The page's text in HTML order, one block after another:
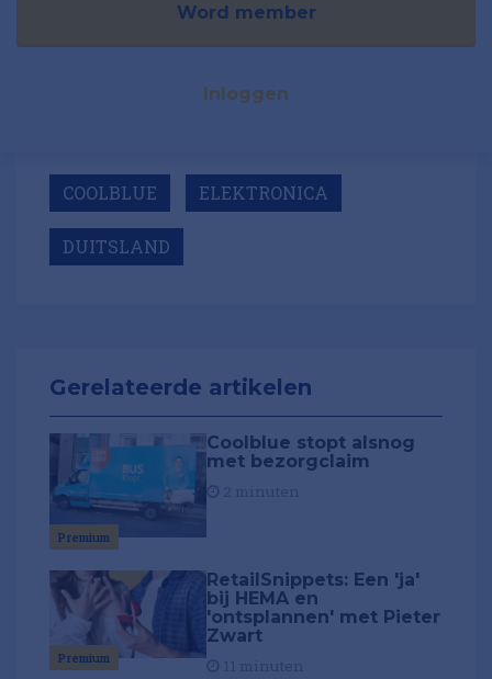
Word member
Inloggen
COOLBLUE ELEKTRONICA
DUITSLAND
Gerelateerde artikelen
Premium
Coolblue stopt alsnog
met bezorgclaim
Premium
RetailSnippets: Een 'ja'
bij HEMA en
'ontsplannen' met Pieter
Zwart